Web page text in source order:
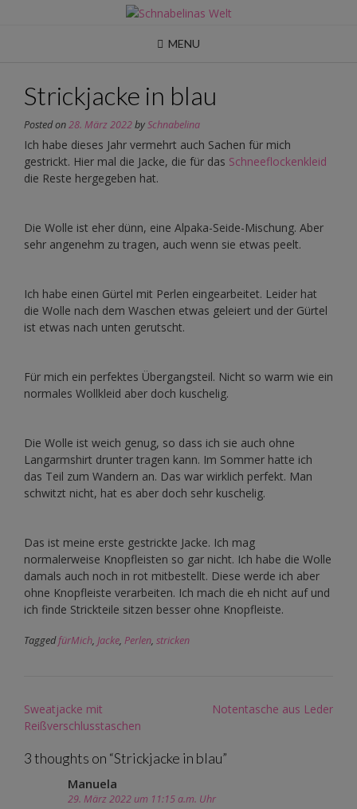
MENU
Strickjacke in blau
Posted on28. März 2022bySchnabelina
Ich habe dieses Jahr vermehrt auch Sachen für mich
gestrickt. Hier mal die Jacke, die für das Schneeflockenkleid
die Reste hergegeben hat.
Die Wolle ist eher dünn, eine Alpaka-Seide-Mischung. Aber
sehr angenehm zu tragen, auch wenn sie etwas peelt.
Ich habe einen Gürtel mit Perlen eingearbeitet. Leider hat
die Wolle nach dem Waschen etwas geleiert und der Gürtel
ist etwas nach unten gerutscht.
Für mich ein perfektes Übergangsteil. Nicht so warm wie ein
normales Wollkleid aber doch kuschelig.
Die Wolle ist weich genug, so dass ich sie auch ohne
Langarmshirt drunter tragen kann. Im Sommer hatte ich
das Teil zum Wandern an. Das war wirklich perfekt. Man
schwitzt nicht, hat es aber doch sehr kuschelig.
Das ist meine erste gestrickte Jacke. Ich mag
normalerweise Knopfleisten so gar nicht. Ich habe die Wolle
damals auch noch in rot mitbestellt. Diese werde ich aber
ohne Knopfleiste verarbeiten. Ich mach die eh nicht auf und
ich finde Strickteile sitzen besser ohne Knopfleiste.
TaggedfürMich, Jacke, Perlen, stricken
Post
navigation
Sweatjacke mit
Reißverschlusstaschen
Notentasche aus Leder
3 thoughts on “Strickjacke in blau”
Manuela
29. März 2022 um 11:15 a.m. Uhr